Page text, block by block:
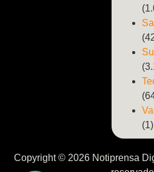
(1)
Copyright © 2026 Notiprensa